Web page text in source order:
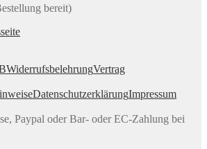
bereit)
WiderrufsbelehrungVertrag
DatenschutzerklärungImpressum
Paypal oder Bar- oder EC-Zahlung bei